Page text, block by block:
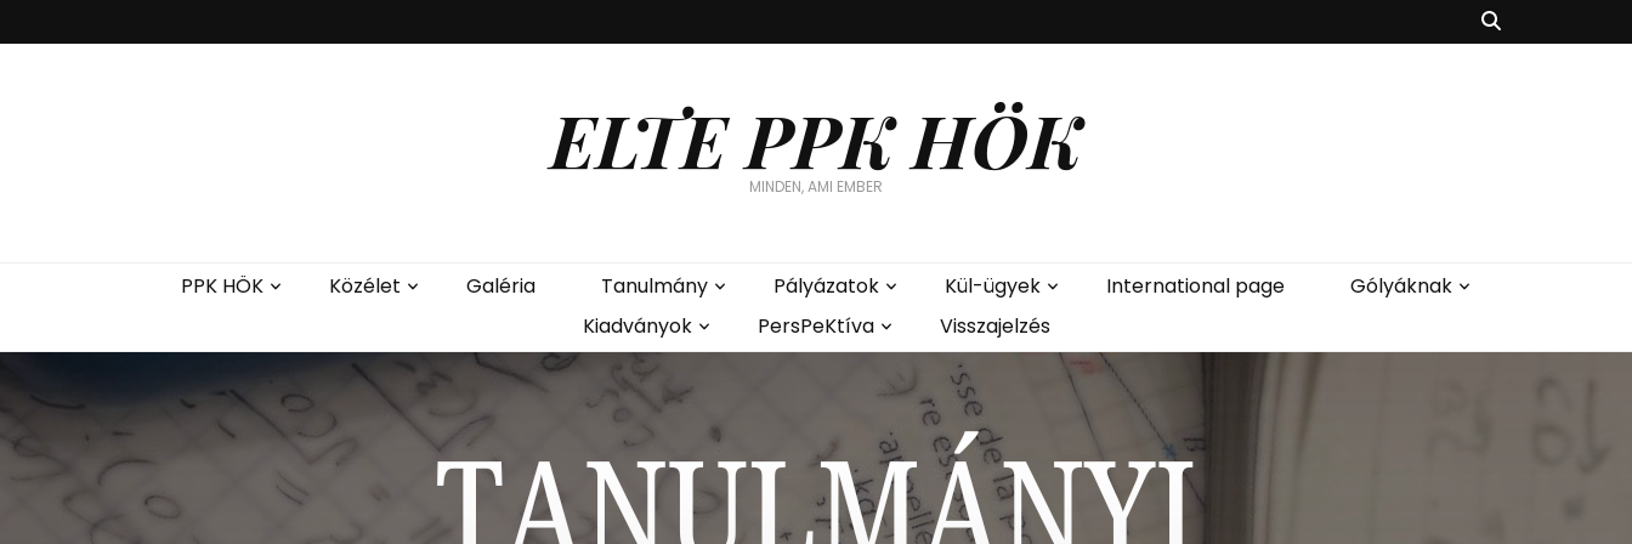
ELTE PPK HÖK
MINDEN, AMI EMBER
PPK HÖK Közélet Galéria Tanulmány Pályázatok Kül-ügyek International page
Gólyáknak
Kiadványok
PersPeKtíva Visszajelzés